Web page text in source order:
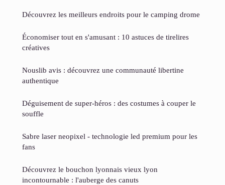
Découvrez les meilleurs endroits pour le camping drome
Économiser tout en s'amusant : 10 astuces de tirelires
créatives
Nouslib avis : découvrez une communauté libertine
authentique
Déguisement de super-héros : des costumes à couper le
souffle
Sabre laser neopixel - technologie led premium pour les
fans
Découvrez le bouchon lyonnais vieux lyon
incontournable : l'auberge des canuts